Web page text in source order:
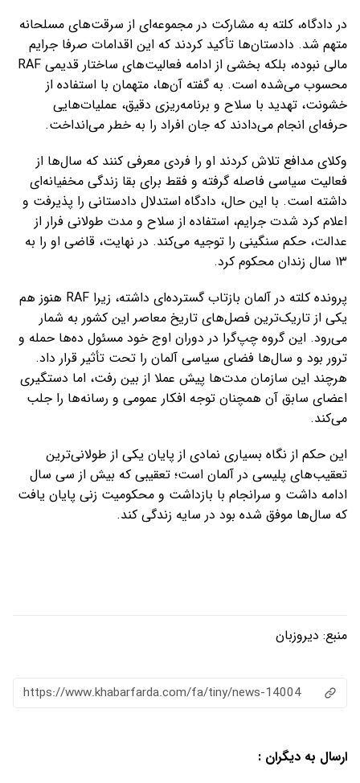
در دادگاه، کلته به مشارکت در مجموعه‌ای از سرقت‌های مسلحانه
متهم شد. دادستان‌ها تأکید کردند که این اقدامات صرفا جرایم
مالی نبوده، بلکه بخشی از ادامه فعالیت‌های ساختار قدیمی RAF
محسوب می‌شده است. به گفته آن‌ها، متهمان با استفاده از
خشونت، تهدید با سلاح و برنامه‌ریزی دقیق، عملیات‌هایی
حرفه‌ای انجام می‌دادند که جان افراد را به خطر می‌انداخت.
وکلای مدافع تلاش کردند او را فردی معرفی کنند که سال‌ها از
فعالیت سیاسی فاصله گرفته و فقط برای بقا زندگی مخفیانه‌ای
داشته است. با این حال، دادگاه استدلال دادستانی را پذیرفت و
اعلام کرد شدت جرایم، استفاده از سلاح و مدت طولانی فرار از
عدالت، حکم سنگینی را توجیه می‌کند. در نهایت، قاضی او را به
۱۳ سال زندان محکوم کرد.
پرونده کلته در آلمان بازتاب گسترده‌ای داشته، زیرا RAF هنوز هم
یکی از تاریک‌ترین فصل‌های تاریخ معاصر این کشور به شمار
می‌رود. این گروه چپ‌گرا در دوران اوج خود مسئول ده‌ها حمله و
ترور بود و سال‌ها فضای سیاسی آلمان را تحت تأثیر قرار داد.
هرچند این سازمان مدت‌ها پیش عملا از بین رفت، اما دستگیری
اعضای سابق آن همچنان توجه افکار عمومی و رسانه‌ها را جلب
می‌کند.
این حکم از نگاه بسیاری نمادی از پایان یکی از طولانی‌ترین
تعقیب‌های پلیسی در آلمان است؛ تعقیبی که بیش از سی سال
ادامه داشت و سرانجام با بازداشت و محکومیت زنی پایان یافت
که سال‌ها موفق شده بود در سایه زندگی کند.
منبع: دیروزبان
https://www.khabarfarda.com/fa/tiny/news-14004
ارسال به دیگران :